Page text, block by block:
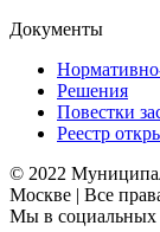
Документы
Решения
Повестки
Реестр
© 2022
Москве | Все
Мы в социальных